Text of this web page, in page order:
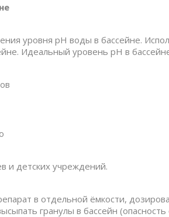
уровня pH воды в бассейне.
Идеальный уровень pH в
и детских учреждений.
в отдельной ёмкости,
гранулы в бассейн